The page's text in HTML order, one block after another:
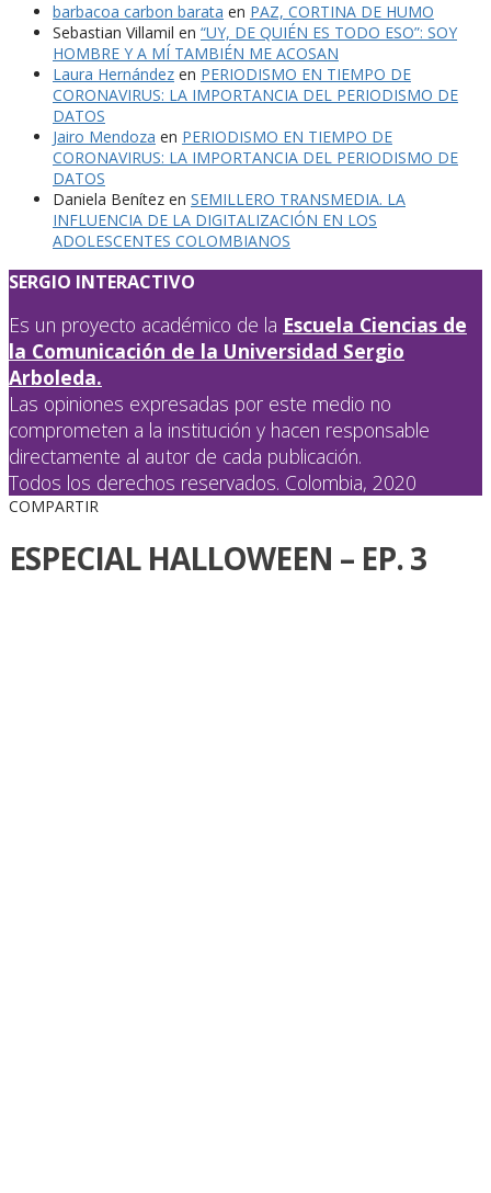
barbacoa carbon barata en PAZ, CORTINA DE HUMO
Sebastian Villamil en “UY, DE QUIÉN ES TODO ESO”: SOY
HOMBRE Y A MÍ TAMBIÉN ME ACOSAN
Laura Hernández en PERIODISMO EN TIEMPO DE
CORONAVIRUS: LA IMPORTANCIA DEL PERIODISMO DE
DATOS
Jairo Mendoza en PERIODISMO EN TIEMPO DE
CORONAVIRUS: LA IMPORTANCIA DEL PERIODISMO DE
DATOS
Daniela Benítez en SEMILLERO TRANSMEDIA. LA
INFLUENCIA DE LA DIGITALIZACIÓN EN LOS
ADOLESCENTES COLOMBIANOS
SERGIO INTERACTIVO
Es un proyecto académico de la Escuela Ciencias de
la Comunicación de la Universidad Sergio
Arboleda.
Las opiniones expresadas por este medio no
comprometen a la institución y hacen responsable
directamente al autor de cada publicación.
Todos los derechos reservados. Colombia, 2020
COMPARTIR
ESPECIAL HALLOWEEN – EP. 3